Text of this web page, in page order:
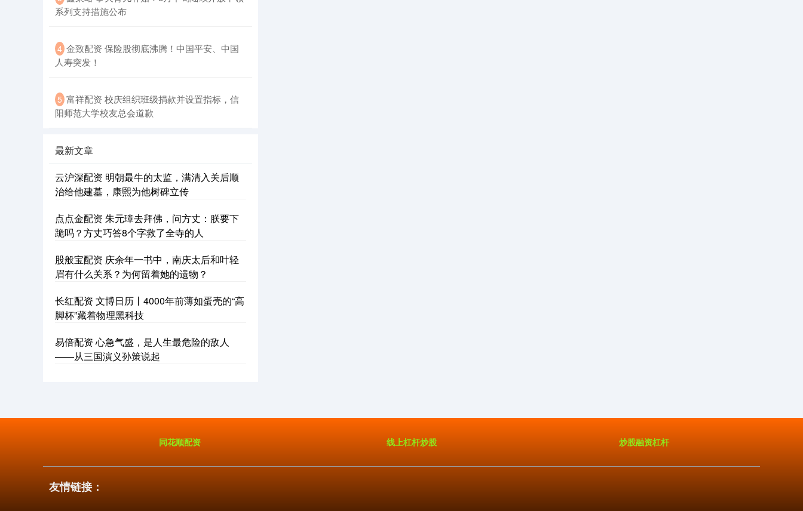
系列支持措施公布
4 金致配资 保险股彻底沸腾！中国平安、中国
人寿突发！
5 富祥配资 校庆组织班级捐款并设置指标，信
阳师范大学校友总会道歉
最新文章
云沪深配资 明朝最牛的太监，满清入关后顺
治给他建墓，康熙为他树碑立传
点点金配资 朱元璋去拜佛，问方丈：朕要下
跪吗？方丈巧答8个字救了全寺的人
股般宝配资 庆余年一书中，南庆太后和叶轻
眉有什么关系？为何留着她的遗物？
长红配资 文博日历丨4000年前薄如蛋壳的“高
脚杯”藏着物理黑科技
易倍配资 心急气盛，是人生最危险的敌人
——从三国演义孙策说起
同花顺配资 线上杠杆炒股 炒股融资杠杆
友情链接：